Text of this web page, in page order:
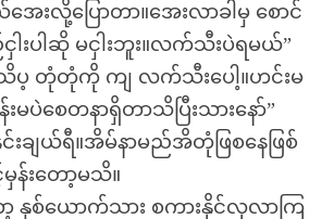
ေးလို့ပြောတာ။အေးလာခါမှ စောင်
ါးပါဆို မငှါးဘူး။လက်သီးပဲရမယ်”
ပ့ တုံတုံကို ကျ လက်သီးပေါ့။ဟင်းမ
းမပဲစေတနာရှိတာသိပြီးသားနော်”
ချယ်ရီ။အိမ်နာမည်အိတုံဖြစနေဖြစ်
န်းတော့မသိ။
နှစ်ယောက်သား စကားနိုင်လုလာကြ